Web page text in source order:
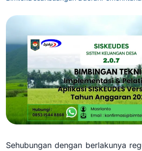
Sehubungan dengan berlakunya